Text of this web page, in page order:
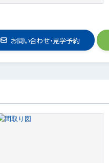
お問い合わせ・見学予約